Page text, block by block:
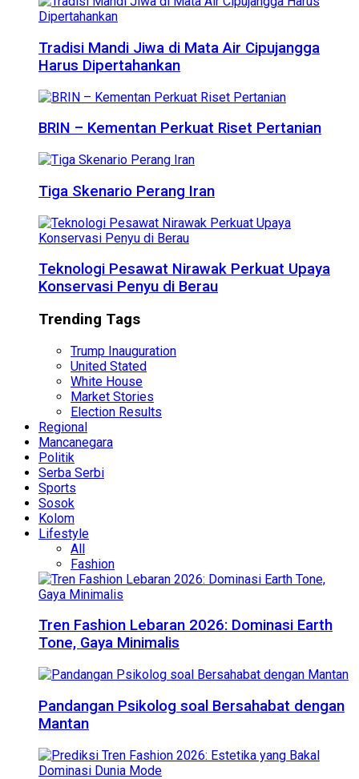
Tradisi Mandi Jiwa di Mata Air Cipujangga
Harus Dipertahankan
BRIN – Kementan Perkuat Riset Pertanian
Tiga Skenario Perang Iran
Teknologi Pesawat Nirawak Perkuat Upaya
Konservasi Penyu di Berau
Trending Tags
Trump Inauguration
United Stated
White House
Market Stories
Election Results
Regional
Mancanegara
Politik
Serba Serbi
Sports
Sosok
Kolom
Lifestyle
All
Fashion
Tren Fashion Lebaran 2026: Dominasi Earth
Tone, Gaya Minimalis
Pandangan Psikolog soal Bersahabat dengan
Mantan